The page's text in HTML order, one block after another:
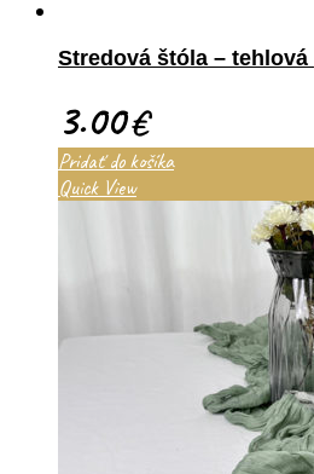
Stredová štóla – tehlová
3.00€
Pridať do košíka
Quick View